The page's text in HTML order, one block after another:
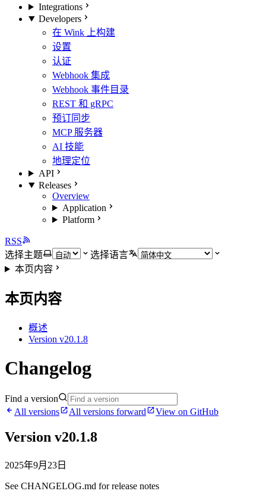
Integrations
Developers
在 Wink 上构建
设置
认证
Webhook 集成
Webhook 事件目录
REST 和 gRPC
预订同步
MCP 服务器
AI 技能
地理定位
API
Releases
Overview
Application
Platform
RSS
选择主题
选择语言
本页内容
本页内容
概述
Version v20.1.8
Changelog
Find a version
All versions
All versions forward View on GitHub
Version v20.1.8
2025年9月23日
See CHANGELOG.md for release notes